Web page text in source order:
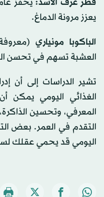
يعزز مرونة الدماغ.
الباكوبا مونياري
العشبة تسهم في تحسن
تشير الدراسات إلى أن
الغذائي اليومي يمكن
المعرفي، وتحسين
التقدم في العمر. بعض
اليومي قد يحمي عقلك